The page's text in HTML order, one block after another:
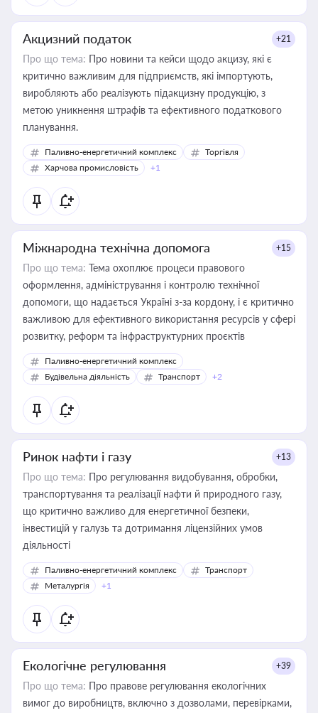
Акцизний податок +21
Про що тема: Про новини та кейси щодо акцизу, які є
критично важливим для підприємств, які імпортують,
виробляють або реалізують підакцизну продукцію, з
метою уникнення штрафів та ефективного податкового
планування.
Паливно-енергетичний комплекс
Торгівля
Харчова промисловість
+1
Міжнародна технічна допомога +15
Про що тема: Тема охоплює процеси правового
оформлення, адміністрування і контролю технічної
допомоги, що надається Україні з-за кордону, і є критично
важливою для ефективного використання ресурсів у сфері
розвитку, реформ та інфраструктурних проєктів
Паливно-енергетичний комплекс
Будівельна діяльність
Транспорт +2
Ринок нафти і газу +13
Про що тема: Про регулювання видобування, обробки,
транспортування та реалізації нафти й природного газу,
що критично важливо для енергетичної безпеки,
інвестицій у галузь та дотримання ліцензійних умов
діяльності
Паливно-енергетичний комплекс
Транспорт
Металургія
+1
Екологічне регулювання +39
Про що тема: Про правове регулювання екологічних
вимог до виробництв, включно з дозволами, перевірками,